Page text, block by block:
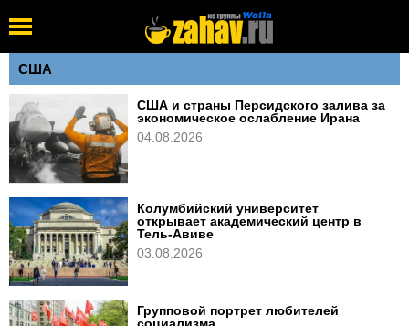
США
США и страны Персидского залива за
экономическое ослабление Ирана
04.08.2026
Колумбийский университет
открывает академический центр в
Тель-Авиве
03.08.2026
Групповой портрет любителей